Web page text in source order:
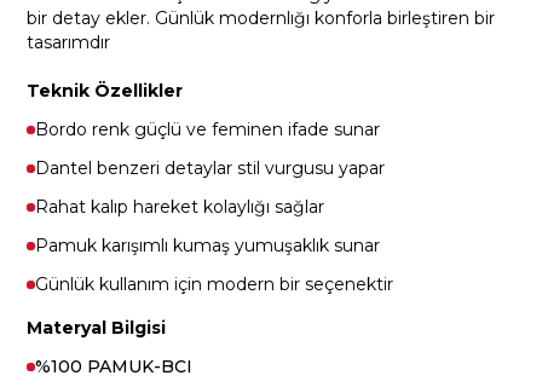
bir detay ekler. Günlük modernlığı konforla birleştiren bir
tasarımdır
Teknik Özellikler
Bordo renk güçlü ve feminen ifade sunar
Dantel benzeri detaylar stil vurgusu yapar
Rahat kalıp hareket kolaylığı sağlar
Pamuk karışımlı kumaş yumuşaklık sunar
Günlük kullanım için modern bir seçenektir
Materyal Bilgisi
%100 PAMUK-BCI